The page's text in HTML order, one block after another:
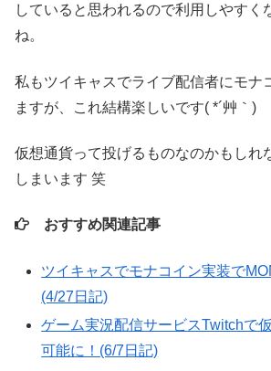
していると思われるので利用しやすく
ね。
私もツイキャスでライブ配信者にモナ
ますが、これ結構楽しいです( *´艸｀)
仮想通貨って投げるものなのかもし
しまいます 笑
おすすめ関連記事
ツイキャスでモナコイン実装で
(4/27日記)
ゲーム実況配信サービスTwitchで
可能に！(6/7日記)